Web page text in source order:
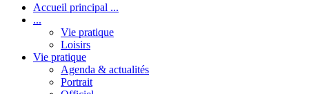
Accueil principal ...
...
Vie pratique
Loisirs
Vie pratique
Agenda & actualités
Portrait